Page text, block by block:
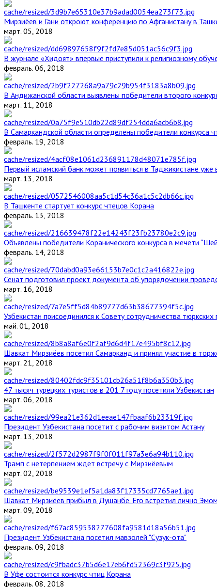
Мирзиёев и Гани откроют конференцию по Афганистану в
март. 05, 2018
В журнале «Хидоят» впервые приступили к религиозному
февраль. 06, 2018
В Андижанской области выявлены победители второго
март. 11, 2018
В Самаркандской области определены победители конкурса
февраль. 19, 2018
Первый исламский банк может появиться в Таджикистане уже
март. 13, 2018
В Ташкенте стартует конкурс чтецов Корана
февраль. 13, 2018
Объявлены победители Коранического конкурса в мечети
февраль. 14, 2018
Сенат подготовил проект документа об упорядочении
март. 16, 2018
Узбекистан присоединился к Совету сотрудничества тюркских
май. 01, 2018
Шавкат Мирзиёев посетил Самарканд и принял участие в
март. 21, 2018
47 тысяч турецких туристов в 201 7 году посетили Узбекистан
март. 06, 2018
Президент Узбекистана посетит с рабочим визитом Астану
март. 13, 2018
Трамп с нетерпением ждет встречу с Мирзиёевым
март. 02, 2018
Шавкат Мирзиёев прибыл в Душанбе. Его встретил лично
март. 09, 2018
Президент Узбекистана посетил мавзолей "Сузук-ота"
февраль. 09, 2018
В Уфе состоится конкурс чтиц Корана
февраль. 08, 2018